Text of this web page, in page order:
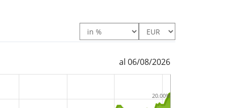
al 06/08/2026
20.00%